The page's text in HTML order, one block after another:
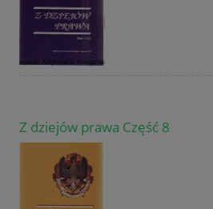
Z dziejów prawa Część 8